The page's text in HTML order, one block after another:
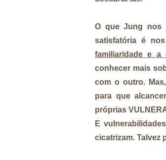
O queJung nos
satisfatória é
familiaridade e a
conhecer mais
com o outro.
para que
próprias
E
cicatrizam. Talvez